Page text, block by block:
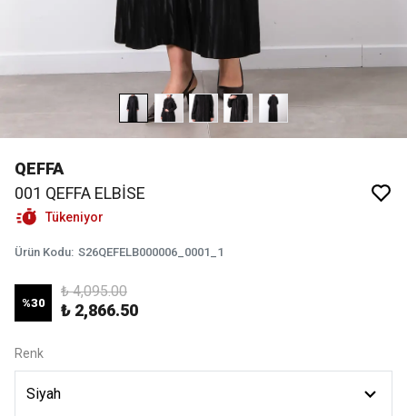
QEFFA
001 QEFFA ELBİSE
Tükeniyor
Ürün Kodu: S26QEFELB000006_0001_1
%30
₺ 4,095.00
₺ 2,866.50
Renk